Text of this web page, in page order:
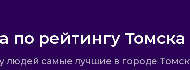
по рейтингу Томска
самые лучшие в городе Томск